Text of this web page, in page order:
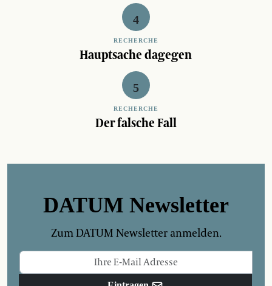
RECHERCHE
Hauptsache dagegen
RECHERCHE
Der falsche Fall
DATUM Newsletter
Zum DATUM Newsletter anmelden.